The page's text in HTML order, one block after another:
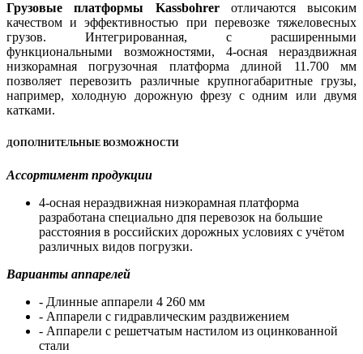
Грузовые платформы Kassbohrerотличаются высоким
качеством и эффективностью при перевозке тяжеловесных
грузов. Интегрированная, с расширенными
функциональными возможностями, 4-осная нераздвижная
низкорамная погрузочная платформа длиной 11.700 мм
позволяет перевозить различные крупногабаритные грузы,
например, холодную дорожную фрезу с одним или двумя
катками.
ДОПОЛНИТЕЛЬНЫЕ ВОЗМОЖНОСТИ
Ассортимент продукции
4-осная нераэдвижная ниэкорамная платформа
разработана специально дпя перевозок на большие
расстояния в российских дорожных условиях с учётом
различных видов погрузки.
Варианты аппарелей
- Длинные аппарели 4 260 мм
- Аппарели с гидравлическим раздвижением
- Аппарели с решетчатым настилом из оцинкованной
стали